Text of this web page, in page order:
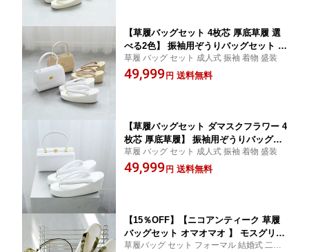
【草履バッグセット 4枚芯 厚底草履 選
べる2色】 振袖用ぞうりバッグセット 成
人式 卒業式 はかま 袴 着物 和装 記念撮
影 ホワイト ベージュ レトロ モダン ベ
草履 バッグ セット 成人式 振袖 着物 盛装
49,999 円 送料無料
【草履バッグセット ダマスクフラワー 4
枚芯 厚底草履】 振袖用ぞうりバッグセ
ット 成人式 卒業式 はかま 袴 着物 和装
記念撮影 ホワイト レトロ モダン ベロ
草履 バッグ セット 成人式 振袖 着物 盛装
49,999 円 送料無料
【15％OFF】【ニコアンティーク 草履
バッグセット オマオマオ 】 モスグリー
ン パイル織物 ベルベット 高級生地 草
草履バッグ セット フォーマル 結婚式 二次